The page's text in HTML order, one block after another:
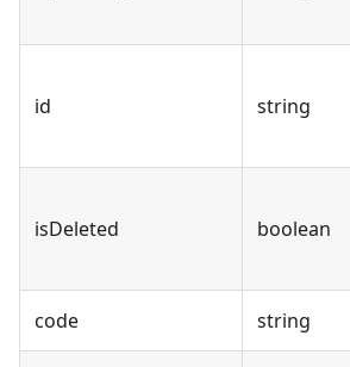
id string
isDeleted boolean
code string